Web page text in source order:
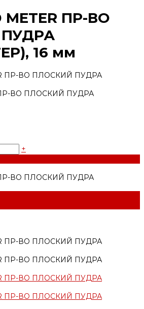
ПР-ВО
16 мм
ВО ПЛОСКИЙ ПУДРА
+
ВО ПЛОСКИЙ ПУДРА